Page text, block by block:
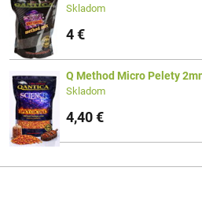
Skladom
4 €
Q Method Micro Pelety
Skladom
4,40 €